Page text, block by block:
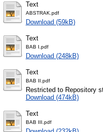
Text
ABSTRAK.pdf
Download (59kB)
Text
BAB I.pdf
Download (248kB)
Text
BAB II.pdf
Restricted to Repository
Download (474kB)
Text
BAB III.pdf